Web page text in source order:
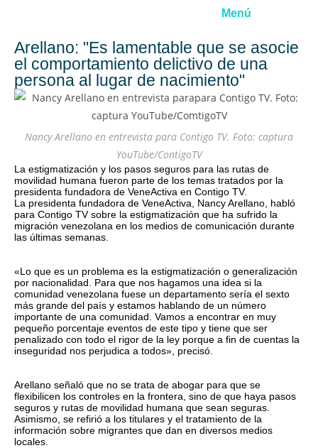
Menú
Arellano: "Es lamentable que se asocie
el comportamiento delictivo de una
persona al lugar de nacimiento"
Nancy Arellano en entrevista para Contigo TV. Foto: captura
YouTube/ContigoTV
La estigmatización y los pasos seguros para las rutas de
movilidad humana fueron parte de los temas tratados por la
presidenta fundadora de VeneActiva en Contigo TV.
La presidenta fundadora de VeneActiva, Nancy Arellano, habló
para Contigo TV sobre la estigmatización que ha sufrido la
migración venezolana en los medios de comunicación durante
las últimas semanas.
«Lo que es un problema es la estigmatización o generalización
por nacionalidad. Para que nos hagamos una idea si la
comunidad venezolana fuese un departamento sería el sexto
más grande del país y estamos hablando de un número
importante de una comunidad. Vamos a encontrar en muy
pequeño porcentaje eventos de este tipo y tiene que ser
penalizado con todo el rigor de la ley porque a fin de cuentas la
inseguridad nos perjudica a todos», precisó.
Arellano señaló que no se trata de abogar para que se
flexibilicen los controles en la frontera, sino de que haya pasos
seguros y rutas de movilidad humana que sean seguras.
Asimismo, se refirió a los titulares y el tratamiento de la
información sobre migrantes que dan en diversos medios
locales.